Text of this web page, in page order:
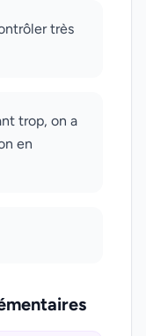
très
trop, on a
en